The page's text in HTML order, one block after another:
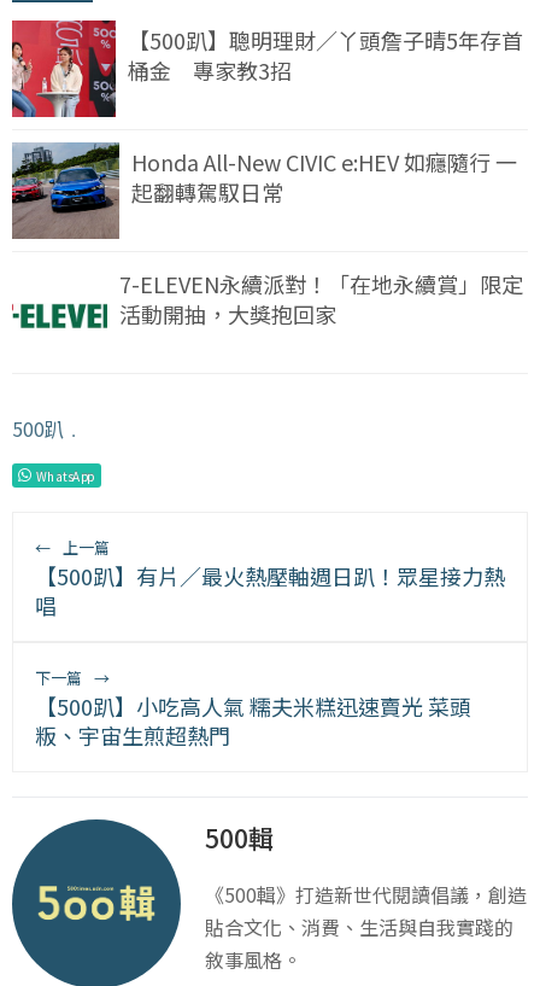
【500趴】聰明理財／丫頭詹子晴5年存首
桶金 專家教3招
Honda All-New CIVIC e:HEV 如癮隨行 一
起翻轉駕馭日常
7-ELEVEN永續派對！「在地永續賞」限定
活動開抽，大獎抱回家
500趴 ﹒
WhatsApp
← 上一篇
【500趴】有片／最火熱壓軸週日趴！眾星接力熱
唱
下一篇 →
【500趴】小吃高人氣 糯夫米糕迅速賣光 菜頭
粄、宇宙生煎超熱門
500輯
《500輯》打造新世代閱讀倡議，創造
貼合文化、消費、生活與自我實踐的
敘事風格。